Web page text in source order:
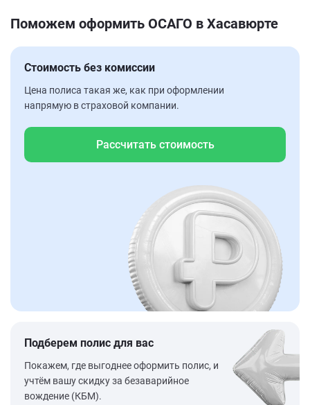
Поможем оформить ОСАГО в Хасавюрте
Стоимость без комиссии
Цена полиса такая же, как при оформлении
напрямую в страховой компании.
Рассчитать стоимость
Подберем полис для вас
Покажем, где выгоднее оформить полис, и
учтём вашу скидку за безаварийное
вождение (КБМ).